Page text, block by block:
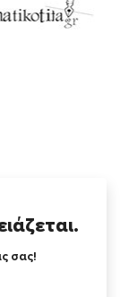
σας!